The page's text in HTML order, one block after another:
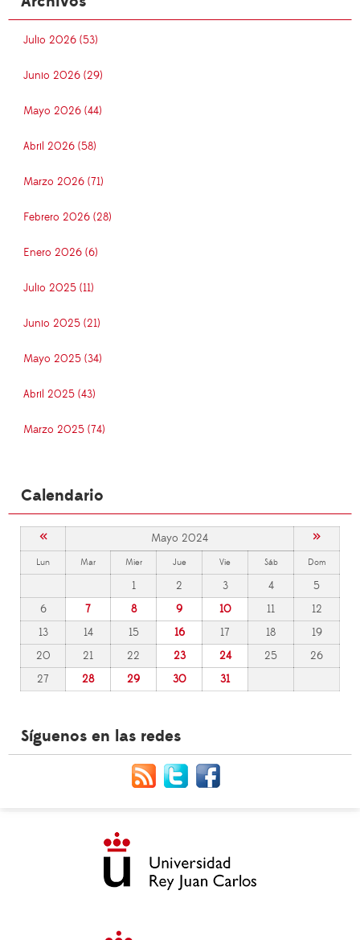
Julio 2026 (53)
Junio 2026 (29)
Mayo 2026 (44)
Abril 2026 (58)
Marzo 2026 (71)
Febrero 2026 (28)
Enero 2026 (6)
Julio 2025 (11)
Junio 2025 (21)
Mayo 2025 (34)
Abril 2025 (43)
Marzo 2025 (74)
Calendario
« Mayo 2024 »
Lun Mar Mier Jue Vie Sáb Dom
1 2 3 4
5
6
7 8 9 10 11
12
13
14 15 16 17 18
19
20
21 22 23 24 25
26
27
28 29 30 31
Síguenos en las redes